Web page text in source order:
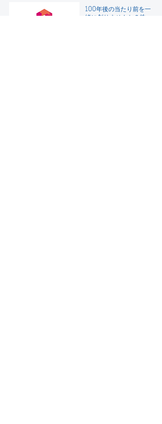
100年後の当たり前を一
緒に創りませんか？ 株